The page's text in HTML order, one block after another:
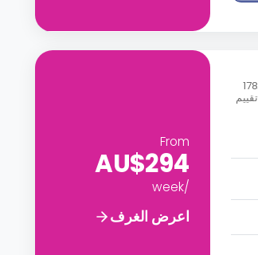
178
تقييم
From
AU$294
/week
اعرض الغرف